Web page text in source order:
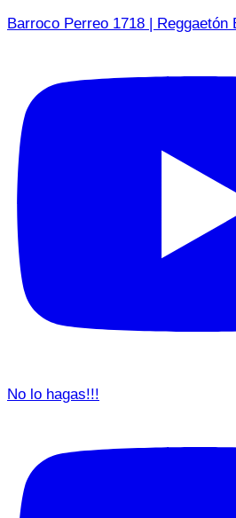
Barroco Perreo 1718 | Reggaetón
No lo hagas!!!